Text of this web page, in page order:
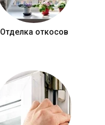
Отделка откосов